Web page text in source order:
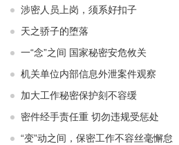
涉密人员上岗，须系好扣子
天之骄子的堕落
一“念”之间 国家秘密安危攸关
机关单位内部信息外泄案件观察
加大工作秘密保护刻不容缓
密件经手责任重 切勿违规受惩处
“变”动之间，保密工作不容丝毫懈怠